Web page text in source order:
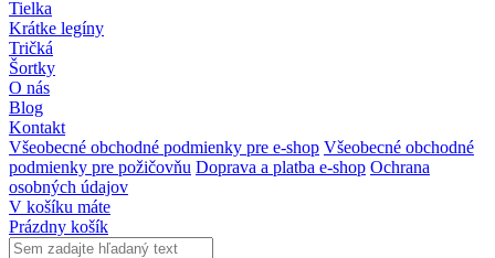
Tielka
Krátke legíny
Tričká
Šortky
O nás
Blog
Kontakt
Všeobecné obchodné podmienky pre e-shop Všeobecné obchodné
podmienky pre požičovňu Doprava a platba e-shop Ochrana
osobných údajov
V košíku máte
Prázdny košík